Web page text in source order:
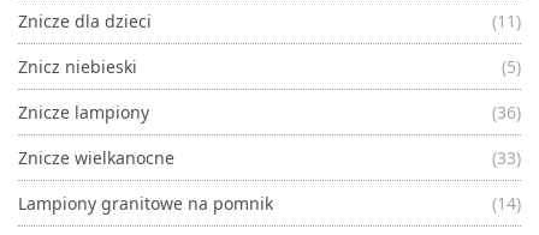
Znicze dla dzieci
(11)
Znicz niebieski
(5)
Znicze lampiony
(36)
Znicze wielkanocne
(33)
Lampiony granitowe na pomnik
(14)